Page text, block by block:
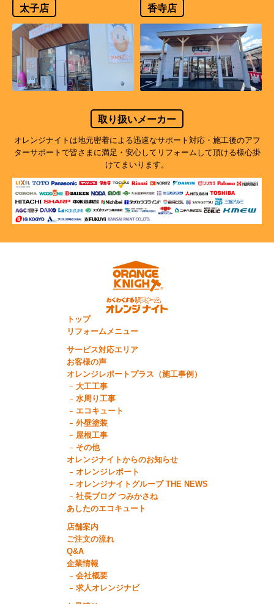
太子店 香寺店
取り扱いメーカー
オレンジナイトは地元密着による迅速なサポート対応・施工後のアフ
ターサポートで皆さまに満足・安心してリフォームして頂ける様心掛
けてまいります。
トップ
リフォームメニュー
サービス対応エリア
お客様の声
オレンジレポートプラス（施工事例）
大工工事
水周り工事
エコキュート
外壁塗装
屋根工事
その他
オレンジナイトからのお知らせ
オレンジレポート
オレンジナイトグループ THE NEWS
社長ブログ つみかさね
あしたのエコキュート
店舗案内
ご注文の流れ
Q&A
企業情報
会社概要
求人オレンジナビ